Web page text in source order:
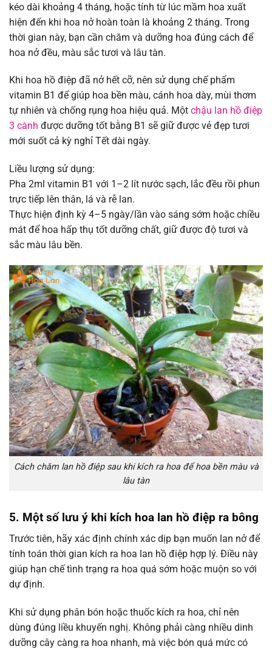
kéo dài khoảng 4 tháng, hoặc tính từ lúc mầm hoa xuất
hiện đến khi hoa nở hoàn toàn là khoảng 2 tháng. Trong
thời gian này, bạn cần chăm và dưỡng hoa đúng cách để
hoa nở đều, màu sắc tươi và lâu tàn.
Khi hoa hồ điệp đã nở hết cỡ, nên sử dụng chế phẩm
vitamin B1 để giúp hoa bền màu, cánh hoa dày, mùi thơm
tự nhiên và chống rụng hoa hiệu quả. Một chậu lan hồ điệp
3 cành được dưỡng tốt bằng B1 sẽ giữ được vẻ đẹp tươi
mới suốt cả kỳ nghỉ Tết dài ngày.
Liều lượng sử dụng:
Pha 2ml vitamin B1 với 1–2 lít nước sạch, lắc đều rồi phun
trực tiếp lên thân, lá và rễ lan.
Thực hiện định kỳ 4–5 ngày/lần vào sáng sớm hoặc chiều
mát để hoa hấp thụ tốt dưỡng chất, giữ được độ tươi và
sắc màu lâu bền.
Cách chăm lan hồ điệp sau khi kích ra hoa để hoa bền màu và
lâu tàn
5. Một số lưu ý khi kích hoa lan hồ điệp ra bông
Trước tiên, hãy xác định chính xác dịp bạn muốn lan nở để
tính toán thời gian kích ra hoa lan hồ điệp hợp lý. Điều này
giúp hạn chế tình trạng ra hoa quá sớm hoặc muộn so với
dự định.
Khi sử dụng phân bón hoặc thuốc kích ra hoa, chỉ nên
dùng đúng liều khuyến nghị. Không phải càng nhiều dinh
dưỡng cây càng ra hoa nhanh, mà việc bón quá mức có